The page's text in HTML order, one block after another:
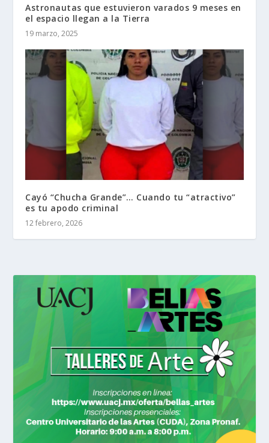
Astronautas que estuvieron varados 9 meses en
el espacio llegan a la Tierra
19 marzo, 2025
Cayó “Chucha Grande”… Cuando tu “atractivo”
es tu apodo criminal
12 febrero, 2026